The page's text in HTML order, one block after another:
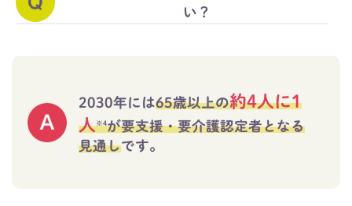
い？
2030年には65歳以上の約4人に1
人※4が要支援・要介護認定者となる
見通しです。